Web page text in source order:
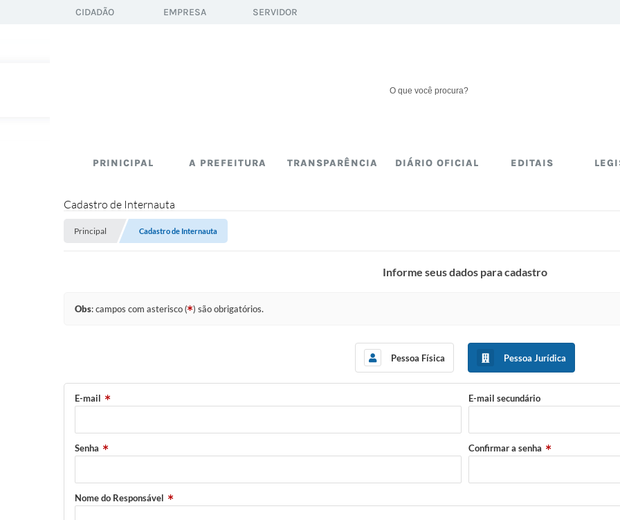
CIDADÃO EMPRESA SERVIDOR
PRINICIPAL A PREFEITURA TRANSPARÊNCIA DIÁRIO OFICIAL EDITAIS
Cadastro de Internauta
Principal Cadastro de Internauta
Informe seus dados para cadastro
Obs: campos com asterisco ( ) são obrigatórios.
Pessoa Física Pessoa Jurídica
E-mail E-mail secundário
Senha Confirmar a senha
Nome do Responsável